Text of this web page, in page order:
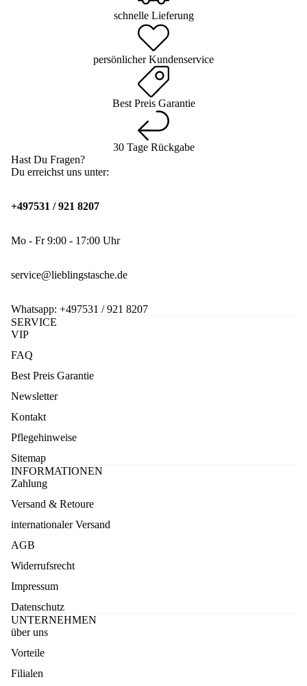
schnelle Lieferung
persönlicher Kundenservice
Best Preis Garantie
30 Tage Rückgabe
Hast Du Fragen?
Du erreichst uns unter:
+497531 / 921 8207
Mo - Fr 9:00 - 17:00 Uhr
service@lieblingstasche.de
Whatsapp: +497531 / 921 8207
SERVICE
VIP
FAQ
Best Preis Garantie
Newsletter
Kontakt
Pflegehinweise
Sitemap
INFORMATIONEN
Zahlung
Versand & Retoure
internationaler Versand
AGB
Widerrufsrecht
Impressum
Datenschutz
UNTERNEHMEN
über uns
Vorteile
Filialen